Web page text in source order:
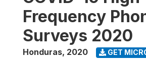
Frequency
Surveys 2020
Honduras, 2020 GET